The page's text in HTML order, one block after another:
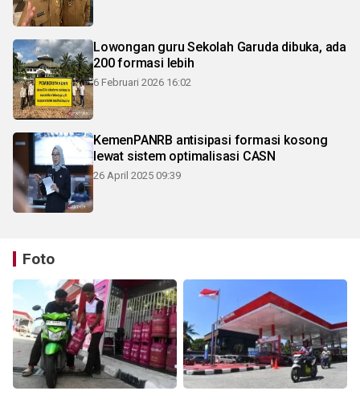
Lowongan guru Sekolah Garuda dibuka, ada
200 formasi lebih
6 Februari 2026 16:02
KemenPANRB antisipasi formasi kosong
lewat sistem optimalisasi CASN
26 April 2025 09:39
Foto